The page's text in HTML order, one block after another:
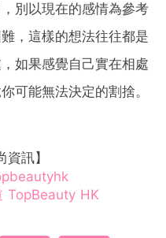
別以現在的感情為參考
，這樣的想法往往都是
如果感覺自己實在相處
可能無法決定的割捨。
訊】
TopBeauty HK